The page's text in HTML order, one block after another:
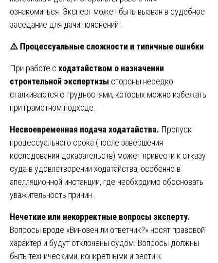
ознакомиться. Эксперт может быть вызван в судебное
заседание для дачи пояснений .
⚠ Процессуальные сложности и типичные ошибки
При работе с ходатайством о назначении
строительной экспертизы стороны нередко
сталкиваются с трудностями, которых можно избежать
при грамотном подходе.
Несвоевременная подача ходатайства. Пропуск
процессуального срока (после завершения
исследования доказательств) может привести к отказу
суда в удовлетворении ходатайства, особенно в
апелляционной инстанции, где необходимо обосновать
уважительность причин .
Нечеткие или некорректные вопросы эксперту.
Вопросы вроде «Виновен ли ответчик?» носят правовой
характер и будут отклонены судом. Вопросы должны
быть техническими, конкретными и вести к